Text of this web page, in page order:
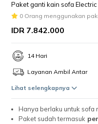
Paket ganti kain sofa
0 Orang menggunakan
IDR 7.842.000
14 Hari
Layanan Ambil Antar
Lihat selengkapnya
Hanya berlaku untuk sofa
Paket sudah termasuk